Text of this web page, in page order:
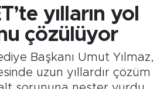
yılların yol
çözülüyor
Başkanı Umut Yılmaz,
uzun yıllardır çözüm